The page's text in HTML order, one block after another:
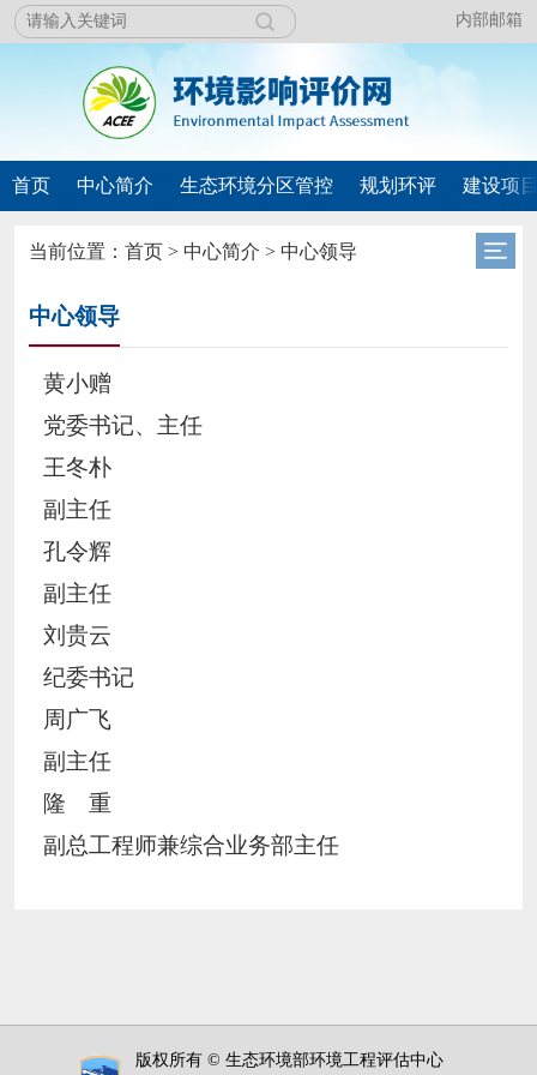
首页 中心简介 生态环境分区管控 规划环评 建设项
内部邮箱
当前位置： 首页> 中心简介 > 中心领导
中心领导
黄小赠
党委书记、主任
王冬朴
副主任
孔令辉
副主任
刘贵云
纪委书记
周广飞
副主任
隆 重
副总工程师兼综合业务部主任
版权所有 © 生态环境部环境工程评估中心